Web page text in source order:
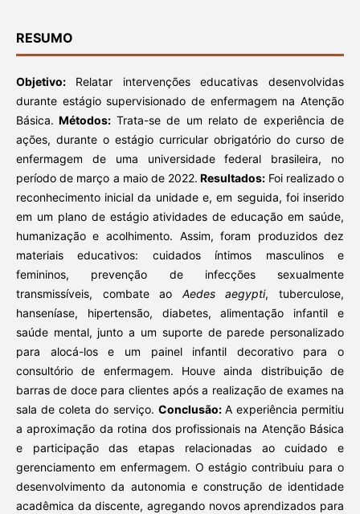
RESUMO
Objetivo: Relatar intervenções educativas desenvolvidas
durante estágio supervisionado de enfermagem na Atenção
Básica. Métodos: Trata-se de um relato de experiência de
ações, durante o estágio curricular obrigatório do curso de
enfermagem de uma universidade federal brasileira, no
período de março a maio de 2022. Resultados: Foi realizado o
reconhecimento inicial da unidade e, em seguida, foi inserido
em um plano de estágio atividades de educação em saúde,
humanização e acolhimento. Assim, foram produzidos dez
materiais educativos: cuidados íntimos masculinos e
femininos, prevenção de infecções sexualmente
transmissíveis, combate ao Aedes aegypti, tuberculose,
hanseníase, hipertensão, diabetes, alimentação infantil e
saúde mental, junto a um suporte de parede personalizado
para alocá-los e um painel infantil decorativo para o
consultório de enfermagem. Houve ainda distribuição de
barras de doce para clientes após a realização de exames na
sala de coleta do serviço. Conclusão: A experiência permitiu
a aproximação da rotina dos profissionais na Atenção Básica
e participação das etapas relacionadas ao cuidado e
gerenciamento em enfermagem. O estágio contribuiu para o
desenvolvimento da autonomia e construção de identidade
acadêmica da discente, agregando novos aprendizados para